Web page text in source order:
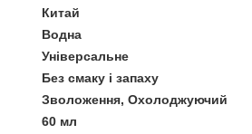
Китай
Водна
Універсальне
Без смаку і запаху
Зволоження, Охолоджуючий
60 мл